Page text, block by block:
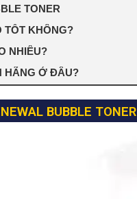
TONER
TỐT KHÔNG?
NHIÊU?
HÃNG Ở ĐÂU?
BUBBLE TONER